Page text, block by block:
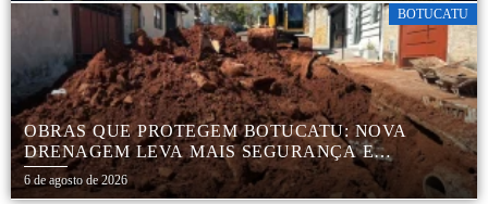
BOTUCATU
OBRAS QUE PROTEGEM BOTUCATU: NOVA
DRENAGEM LEVA MAIS SEGURANÇA E
TRANQUILIDADE AOS MORADORES DA COHAB
5
6 de agosto de 2026